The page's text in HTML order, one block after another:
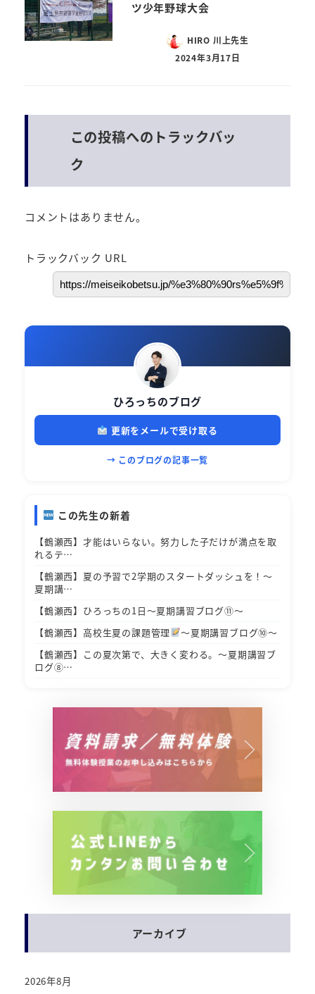
ツ少年野球大会
HIRO 川上先生
2024年3月17日
この投稿へのトラックバッ
ク
コメントはありません。
トラックバック URL
ひろっちのブログ
更新をメールで受け取る
→ このブログの記事一覧
この先生の新着
【鶴瀬西】才能はいらない。努力した子だけが満点を取
れるテ…
【鶴瀬西】夏の予習で2学期のスタートダッシュを！～
夏期講…
【鶴瀬西】ひろっちの1日～夏期講習ブログ⑪～
【鶴瀬西】高校生夏の課題管理
～夏期講習ブログ⑩～
【鶴瀬西】この夏次第で、大きく変わる。～夏期講習ブ
ログ⑧…
アーカイブ
2026年8月